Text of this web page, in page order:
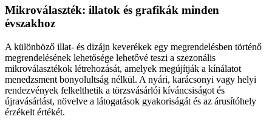
Mikroválaszték: illatok és grafikák minden
évszakhoz
A különböző illat- és dizájn keverékek egy megrendelésben történő
megrendelésének lehetősége lehetővé teszi a szezonális
mikroválasztékok létrehozását, amelyek megújítják a kínálatot
menedzsment bonyolultság nélkül. A nyári, karácsonyi vagy helyi
rendezvények felkelthetik a törzsvásárlói kíváncsiságot és
újravásárlást, növelve a látogatások gyakoriságát és az árusítóhely
érzékelt értékét.